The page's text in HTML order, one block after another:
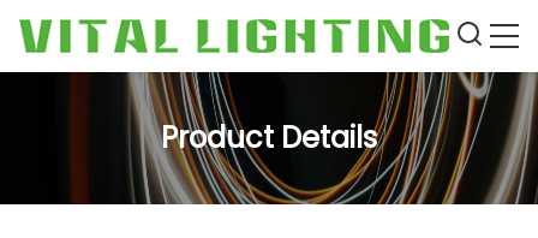
Product Details